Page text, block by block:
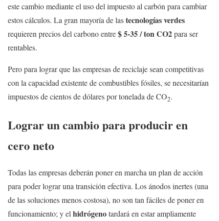
este cambio mediante el uso del impuesto al carbón para cambiar
estos cálculos. La gran mayoría de lastecnologías verdes
requieren precios del carbono entre$ 5-35 / ton CO2para ser
rentables.
Pero para lograr que las empresas de reciclaje sean competitivas
con la capacidad existente de combustibles fósiles, se necesitarían
impuestos de cientos de dólares por tonelada de CO2.
Lograr un cambio para producir en
cero neto
Todas las empresas deberán poner en marcha un plan de acción
para poder lograr una transición efectiva. Los ánodos inertes (una
de las soluciones menos costosa), no son tan fáciles de poner en
funcionamiento; y el hidrógenotardará en estar ampliamente